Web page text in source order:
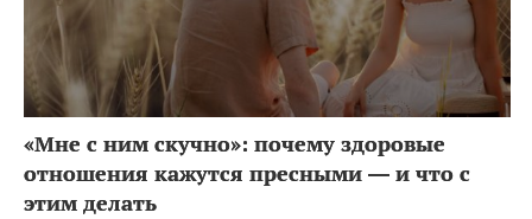
«Мне с ним скучно»: почему здоровые
отношения кажутся пресными — и что с
этим делать